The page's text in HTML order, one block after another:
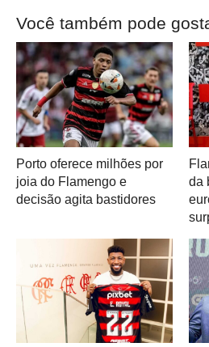
Você também pode
Porto oferece milhões por
joia do Flamengo e
decisão agita bastidores
da